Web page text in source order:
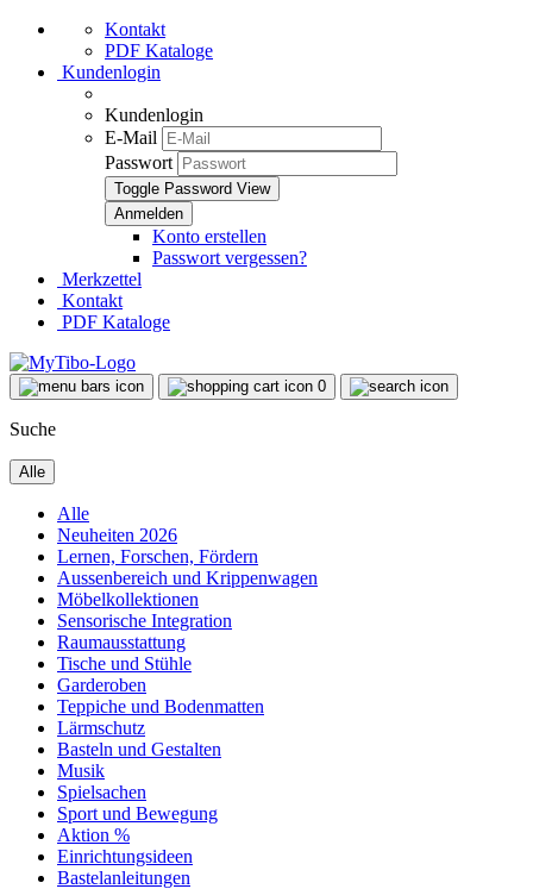
Kontakt
PDF Kataloge
Kundenlogin
Kundenlogin
E-Mail
Passwort
Toggle Password View
Konto erstellen
Passwort vergessen?
Merkzettel
Kontakt
PDF Kataloge
0
Suche
Alle
Alle
Neuheiten 2026
Lernen, Forschen, Fördern
Aussenbereich und Krippenwagen
Möbelkollektionen
Sensorische Integration
Raumausstattung
Tische und Stühle
Garderoben
Teppiche und Bodenmatten
Lärmschutz
Basteln und Gestalten
Musik
Spielsachen
Sport und Bewegung
Aktion %
Einrichtungsideen
Bastelanleitungen